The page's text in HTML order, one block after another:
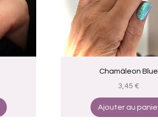
Aperçu rapide
Chamäleon Blue
Prix
3,45 €
Ajouter au